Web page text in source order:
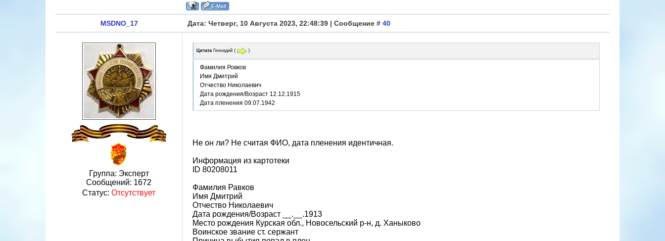
MSDNO_17 Дата: Четверг, 10 Августа 2023, 22:48:39 | Сообщение # 40
Группа: Эксперт
Сообщений: 1672
Статус: Отсутствует
Цитата Геннадий ( )
Фамилия Ровков
Имя Дмитрий
Отчество Николаевич
Дата рождения/Возраст 12.12.1915
Дата пленения 09.07.1942
Не он ли? Не считая ФИО, дата пленения идентичная.
Информация из картотеки
ID 80208011
Фамилия Равков
Имя Дмитрий
Отчество Николаевич
Дата рождения/Возраст __.__.1913
Место рождения Курская обл., Новосельский р-н, д. Ханыково
Воинское звание ст. сержант